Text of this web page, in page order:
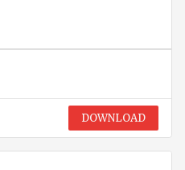
DOWNLOAD